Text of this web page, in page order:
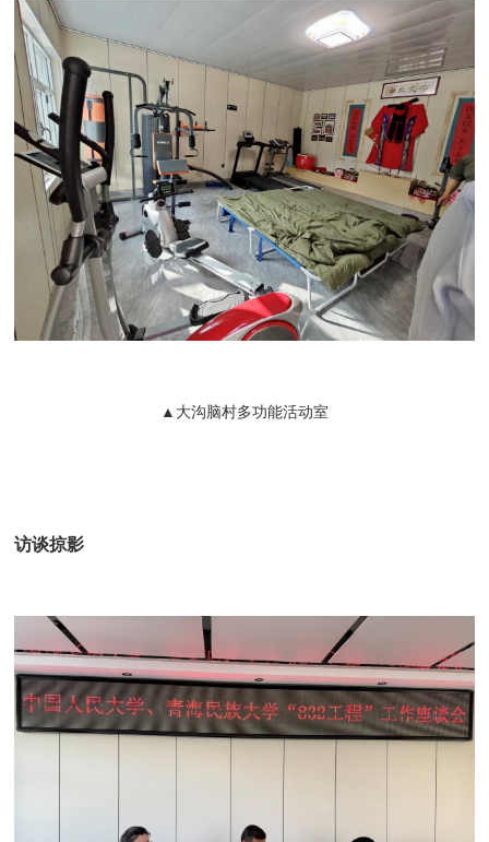
▲大沟脑村多功能活动室
访谈掠影